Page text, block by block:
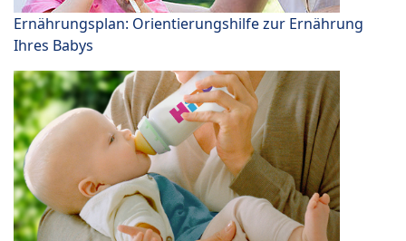
Ernährungsplan: Orientierungshilfe zur Ernährung
Ihres Babys